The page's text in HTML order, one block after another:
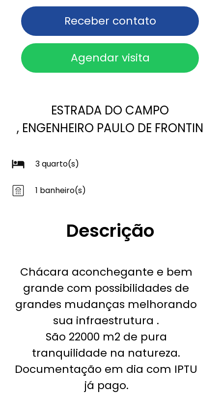
Receber contato
Agendar visita
ESTRADA DO CAMPO
, ENGENHEIRO PAULO DE FRONTIN
3 quarto(s)
1 banheiro(s)
Descrição
Chácara aconchegante e bem
grande com possibilidades de
grandes mudanças melhorando
sua infraestrutura .
São 22000 m2 de pura
tranquilidade na natureza.
Documentação em dia com IPTU
já pago.